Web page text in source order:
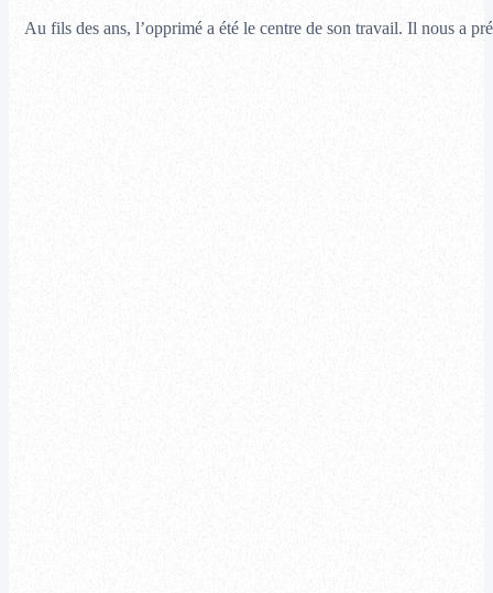
Au fils des ans, l’opprimé a été le centre de son travail. Il nous a